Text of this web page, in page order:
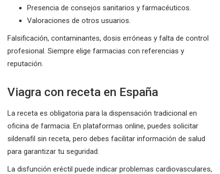
Presencia de consejos sanitarios y farmacéuticos.
Valoraciones de otros usuarios.
Falsificación, contaminantes, dosis erróneas y falta de control
profesional. Siempre elige farmacias con referencias y
reputación.
Viagra con receta en España
La receta es obligatoria para la dispensación tradicional en
oficina de farmacia. En plataformas online, puedes solicitar
sildenafil sin receta, pero debes facilitar información de salud
para garantizar tu seguridad.
La disfunción eréctil puede indicar problemas cardiovasculares,